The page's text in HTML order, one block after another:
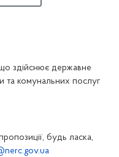
що здійснює державне
та комунальних послуг
будь ласка,